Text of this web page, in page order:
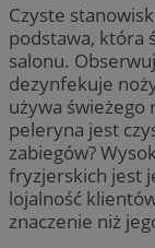
Czyste
podstawa, która
salonu.
dezynfekuje
używa świeżego
peleryna jest
zabiegów?
fryzjerskich jest
lojalność
znaczenie niż